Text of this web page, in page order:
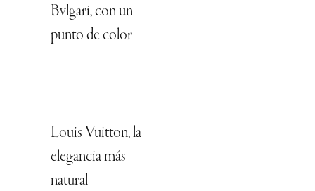
Bvlgari, con un
punto de color
Louis Vuitton, la
elegancia más
natural